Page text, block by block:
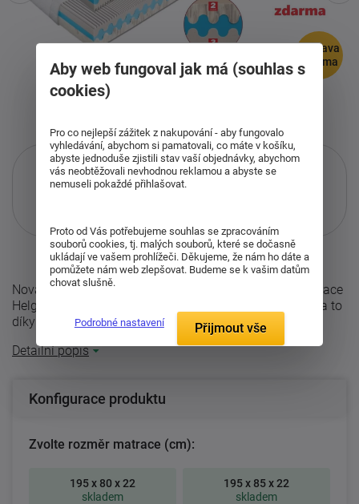
doprava
zdarma
Více informacío službě.
Nová luxusní matrace Helga s Panterfoam pěnou. Matrace
Helga se vyznačuje svou výjimečnou dlouhoživotností a to
díky novým vysoce kvalitním ...
Detailní popis
Konfigurace produktu
Zvolte rozměr matrace (cm):
195 x 80 x 22
skladem
195 x 85 x 22
skladem
Aby web fungoval jak má (souhlas s
cookies)
Pro co nejlepší zážitek z nakupování - aby fungovalo
vyhledávání, abychom si pamatovali, co máte v košíku,
abyste jednoduše zjistili stav vaší objednávky, abychom
vás neobtěžovali nevhodnou reklamou a abyste se
nemuseli pokaždé přihlašovat.
Proto od Vás potřebujeme souhlas se zpracováním
souborů cookies, tj. malých souborů, které se dočasně
ukládají ve vašem prohlížeči. Děkujeme, že nám ho dáte a
pomůžete nám web zlepšovat. Budeme se k vašim datům
chovat slušně.
Podrobné nastavení Přijmout vše